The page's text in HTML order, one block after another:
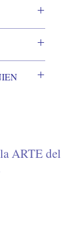
nach
Acryl
ARTE del